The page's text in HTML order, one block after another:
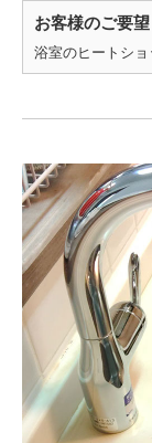
お客様のご要望
浴室のヒートショ